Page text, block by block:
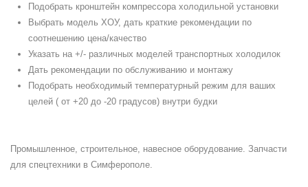
Подобрать кронштейн компрессора холодильной установки
Выбрать модель ХОУ, дать краткие рекомендации по
соотнешению цена/качество
Указать на +/- различных моделей транспортных холодилок
Дать рекомендации по обслуживанию и монтажу
Подобрать необходимый температурный режим для ваших
целей ( от +20 до -20 градусов) внутри будки
Промышленное, строительное, навесное оборудование. Запчасти
для спецтехники в Симферополе.